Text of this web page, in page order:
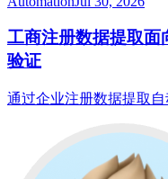
工商注册数据提取面
验证
通过企业注册数据提取